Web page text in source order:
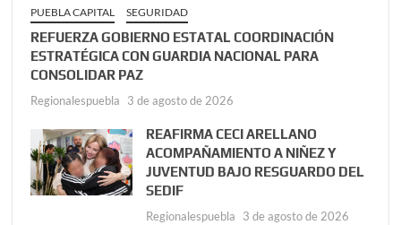
PUEBLA CAPITAL SEGURIDAD
REFUERZA GOBIERNO ESTATAL COORDINACIÓN
ESTRATÉGICA CON GUARDIA NACIONAL PARA
CONSOLIDAR PAZ
Regionalespuebla 3 de agosto de 2026
REAFIRMA CECI ARELLANO
ACOMPAÑAMIENTO A NIÑEZ Y
JUVENTUD BAJO RESGUARDO DEL
SEDIF
Regionalespuebla 3 de agosto de 2026